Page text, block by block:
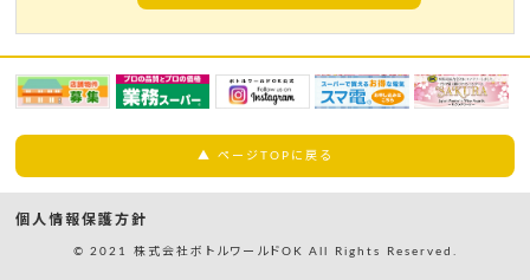
▲ ページTOPに戻る
個人情報保護方針
© 2021 株式会社ボトルワールドOK All Rights Reserved.